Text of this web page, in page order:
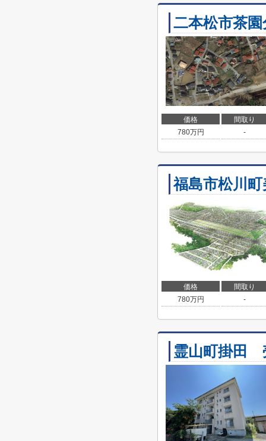
二本松市茶
価格
間取り
780万円 -
福島市松川
価格
間取り
780万円 -
霊山町掛田